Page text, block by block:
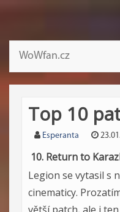
WoWfan.cz
Top 10
Esperanta
10. Return to
Legion se vytasil s
cinematicy.